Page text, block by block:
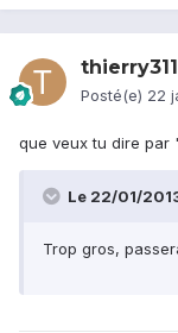
thierry311
Posté(e) 22
que veux tu dire par
Le 22/01/
Trop gros,